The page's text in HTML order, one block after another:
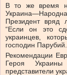
В то же время
Президент вряд
“Если он это
украинцев,
господин Парубий.
Рекомендации
Героя
представители